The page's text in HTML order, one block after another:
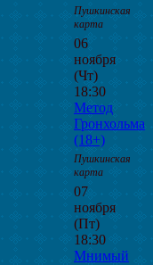
Пушкинская
карта
06
ноября
(Чт)
18:30
Метод
Гронхольма
(18+)
Пушкинская
карта
07
ноября
(Пт)
18:30
Мнимый